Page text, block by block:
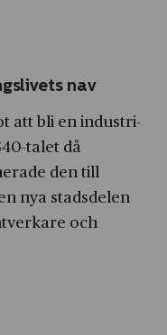
nav
att bli en industri­
talet då
den till
nya stads­delen
och